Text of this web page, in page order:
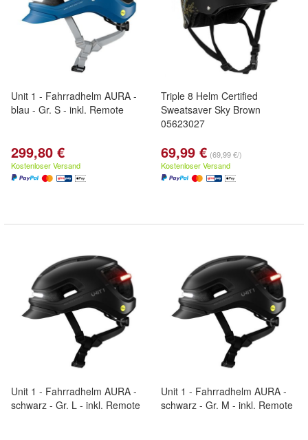
Unit 1 - Fahrradhelm AURA -
blau - Gr. S - inkl. Remote
299,80 €
Kostenloser Versand
Triple 8 Helm Certified
Sweatsaver Sky Brown
05623027
69,99 € (69,99 €/)
Kostenloser Versand
Unit 1 - Fahrradhelm AURA -
schwarz - Gr. L - inkl. Remote
Unit 1 - Fahrradhelm AURA -
schwarz - Gr. M - inkl. Remote